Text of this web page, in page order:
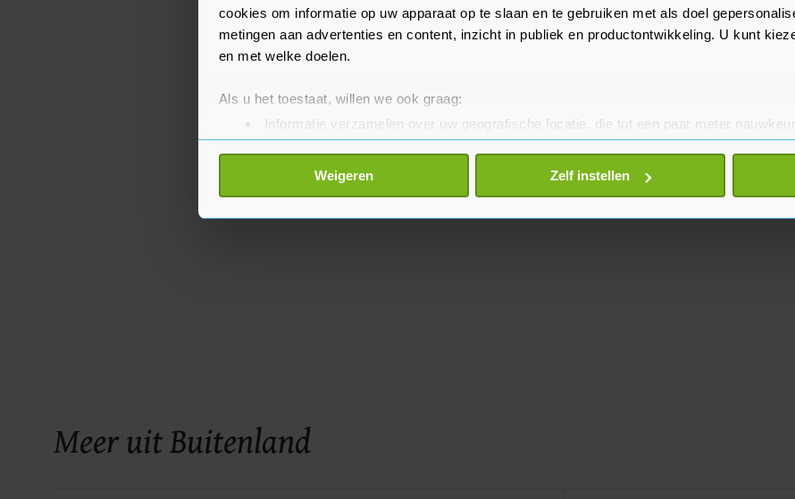
cookies om informatie op uw apparaat op te slaan en te gebruiken met als doel
metingen aan advertenties en content, inzicht in publiek en productontwikkeling. U kunt
en met welke doelen.
Als u het toestaat, willen we ook graag:
Informatie verzamelen over uw geografische locatie, die tot een paar meter
Uw apparaat identificeren door het actief te scannen op specifieke eigenschappen
Lees meer over hoe uw persoonlijke gegevens worden verwerkt en stel uw voorkeuren in het
toestemming op elk moment wijzigen of intrekken in de Cookieverklaring.
Weigeren Zelf instellen
Meer uit Buitenland